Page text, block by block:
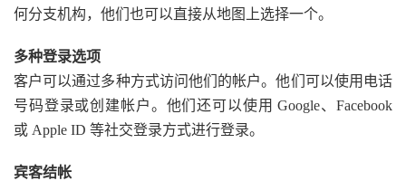
何分支机构，他们也可以直接从地图上选择一个。
多种登录选项
客户可以通过多种方式访问​​他们的帐户。他们可以使用电话
号码登录或创建帐户。他们还可以使用 Google、Facebook
或 Apple ID 等社交登录方式进行登录。
宾客结帐